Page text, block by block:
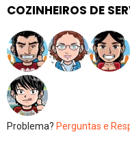
COZINHEIROS DE
Problema? Perguntas e